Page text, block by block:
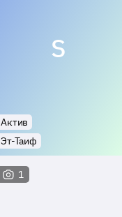
S
Актив
Эт-Таиф
1